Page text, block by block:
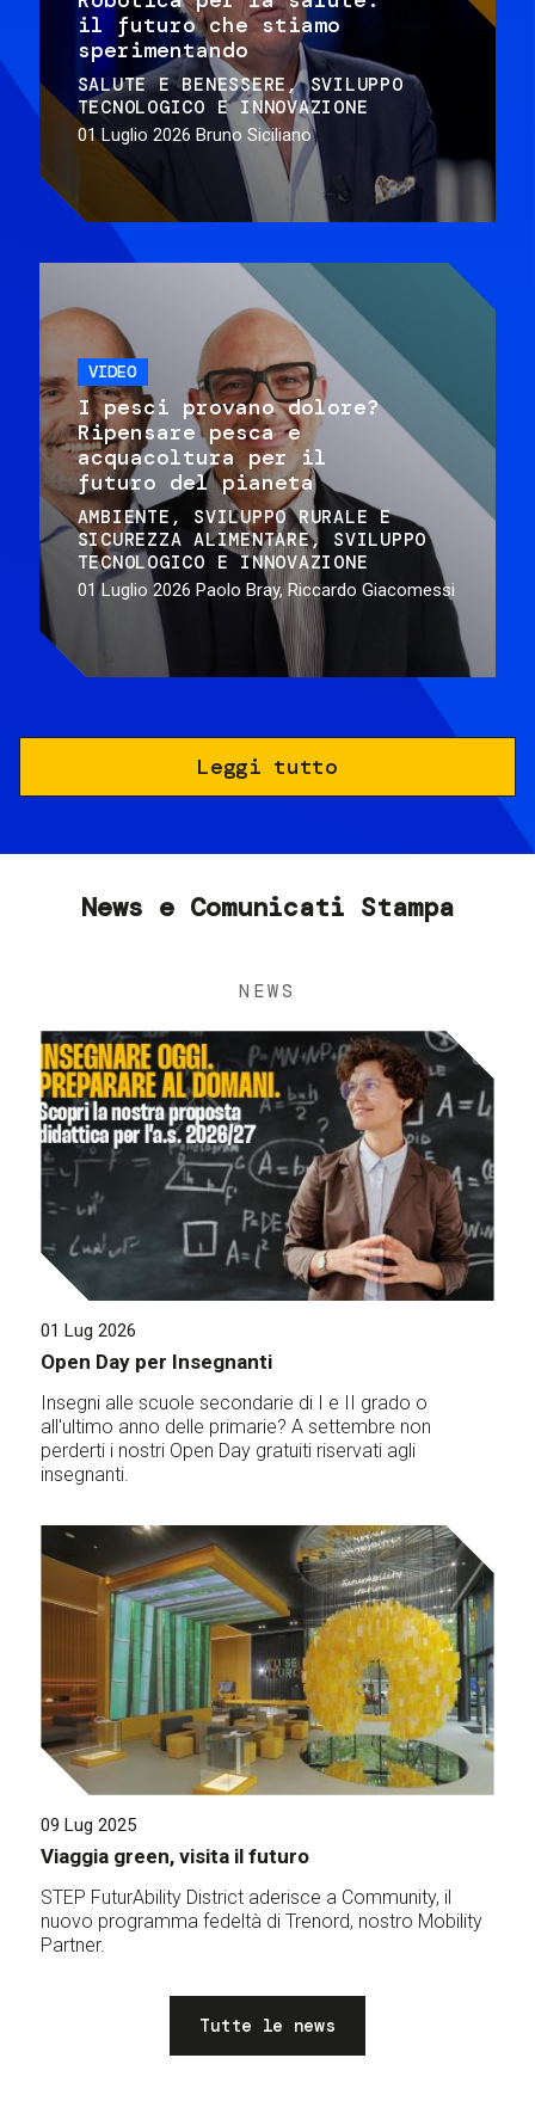
il futuro che stiamo
sperimentando
SALUTE E BENESSERE
SVILUPPO
TECNOLOGICO E INNOVAZIONE
01 Luglio 2026 Bruno Siciliano
VIDEO
I pesci provano dolore?
Ripensare pesca e
acquacoltura per il
futuro del pianeta
AMBIENTE
SVILUPPO RURALE E
SICUREZZA ALIMENTARE
SVILUPPO
TECNOLOGICO E INNOVAZIONE
01 Luglio 2026 Paolo Bray, Riccardo Giacomessi
Leggi tutto
News e Comunicati Stampa
NEWS
01 Lug 2026
Open Day per Insegnanti
Insegni alle scuole secondarie di I e II grado o
all'ultimo anno delle primarie? A settembre non
perderti i nostri Open Day gratuiti riservati agli
insegnanti.
09 Lug 2025
Viaggia green, visita il futuro
STEP FuturAbility District aderisce a Community, il
nuovo programma fedeltà di Trenord, nostro Mobility
Partner.
Tutte le news